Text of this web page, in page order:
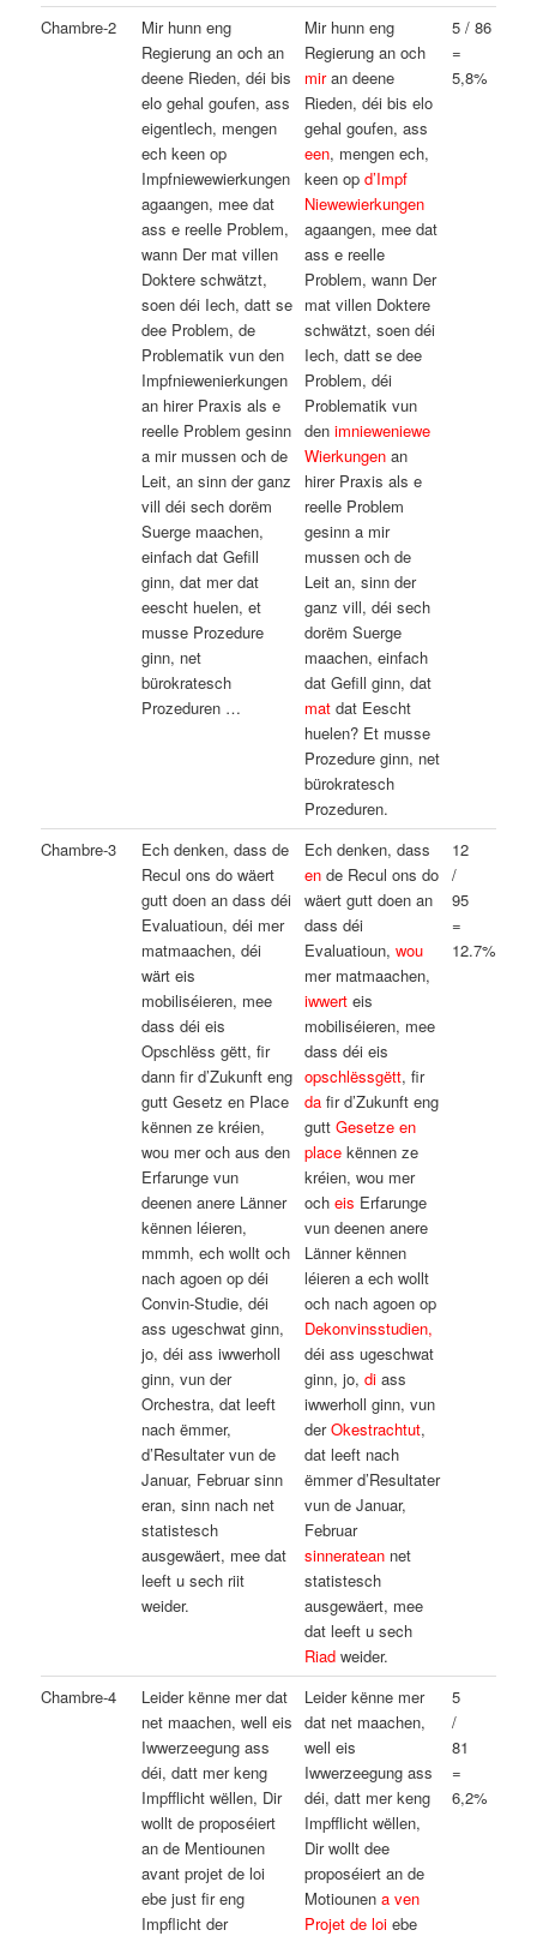
Chambre-2
Mir hunn eng
Regierung an och an
deene Rieden, déi bis
elo gehal goufen, ass
eigentlech, mengen
ech keen op
Impfniewewierkungen
agaangen, mee dat
ass e reelle Problem,
wann Der mat villen
Doktere schwätzt,
soen déi Iech, datt se
dee Problem, de
Problematik vun den
Impfniewenierkungen
an hirer Praxis als e
reelle Problem gesinn
a mir mussen och de
Leit, an sinn der ganz
vill déi sech dorëm
Suerge maachen,
einfach dat Gefill
ginn, dat mer dat
eescht huelen, et
musse Prozedure
ginn, net
bürokratesch
Prozeduren …
Mir hunn eng
Regierung an och
miran deene
Rieden, déi bis elo
gehal goufen, ass
een, mengen ech,
keen opd’Impf
Niewewierkungen
agaangen, mee dat
ass e reelle
Problem, wann Der
mat villen Doktere
schwätzt, soen déi
Iech, datt se dee
Problem, déi
Problematik vun
denimnieweniewe
Wierkungen an
hirer Praxis als e
reelle Problem
gesinn a mir
mussen och de
Leit an, sinn der
ganz vill, déi sech
dorëm Suerge
maachen, einfach
dat Gefill ginn, dat
mat dat Eescht
huelen? Et musse
Prozedure ginn, net
bürokratesch
Prozeduren.
5 / 86
=
5,8%
Chambre-3
Ech denken, dass de
Recul ons do wäert
gutt doen an dass déi
Evaluatioun, déi mer
matmaachen, déi
wärt eis
mobiliséieren, mee
dass déi eis
Opschlëss gëtt, fir
dann fir d’Zukunft eng
gutt Gesetz en Place
kënnen ze kréien,
wou mer och aus den
Erfarunge vun
deenen anere Länner
kënnen léieren,
mmmh, ech wollt och
nach agoen op déi
Convin-Studie, déi
ass ugeschwat ginn,
jo, déi ass iwwerholl
ginn, vun der
Orchestra, dat leeft
nach ëmmer,
d’Resultater vun de
Januar, Februar sinn
eran, sinn nach net
statistesch
ausgewäert, mee dat
leeft u sech riit
weider.
Ech denken, dass
en de Recul ons do
wäert gutt doen an
dass déi
Evaluatioun,wou
mer matmaachen,
iwwert eis
mobiliséieren, mee
dass déi eis
opschlëssgëtt, fir
da fir d’Zukunft eng
guttGesetze en
placekënnen ze
kréien, wou mer
ocheis Erfarunge
vun deenen anere
Länner kënnen
léieren a ech wollt
och nach agoen op
Dekonvinsstudien,
déi ass ugeschwat
ginn, jo,di ass
iwwerholl ginn, vun
derOkestrachtut,
dat leeft nach
ëmmer d’Resultater
vun de Januar,
Februar
sinneratean net
statistesch
ausgewäert, mee
dat leeft u sech
Riad weider.
12
/
95
=
12.7%
Chambre-4
Leider kënne mer dat
net maachen, well eis
Iwwerzeegung ass
déi, datt mer keng
Impfflicht wëllen, Dir
wollt de proposéiert
an de Mentiounen
avant projet de loi
ebe just fir eng
Impflicht der
Leider kënne mer
dat net maachen,
well eis
Iwwerzeegung ass
déi, datt mer keng
Impfflicht wëllen,
Dir wollt dee
proposéiert an de
Motiounena ven
Projet de loiebe
5
/
81
=
6,2%